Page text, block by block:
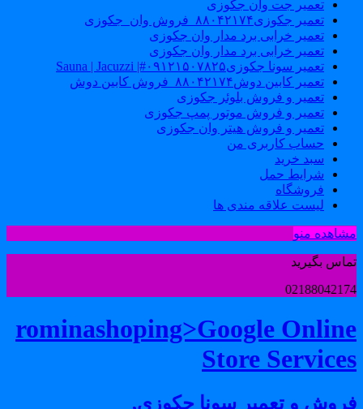
تعمیر جت وان جکوزی
تعمیر جکوزی۸۸۰۴۲۱۷۴_فروش وان_جکوزی
تعمیر خرابی برد مدار وان جکوزی
تعمیر خرابی برد مدار وان جکوزی
تعمیر سونا جکوزی۰۹۱۲۱۵۰۷۸۲۵#| Sauna | Jacuzzi
تعمیر کابین دوش۸۸۰۴۲۱۷۴_فروش کابین دوش
تعمیر و فروش بلوئر جکوزی
تعمیر و فروش موتور پمپ جکوزی
تعمیر و فروش هیتر وان جکوزی
حساب کاربری من
سبد خرید
شرایط حمل
فروشگاه
لیست علاقه مندی ها
منو
بگیرید
rominashoping>Google
Store
و تعمیر سونا جکوزی,